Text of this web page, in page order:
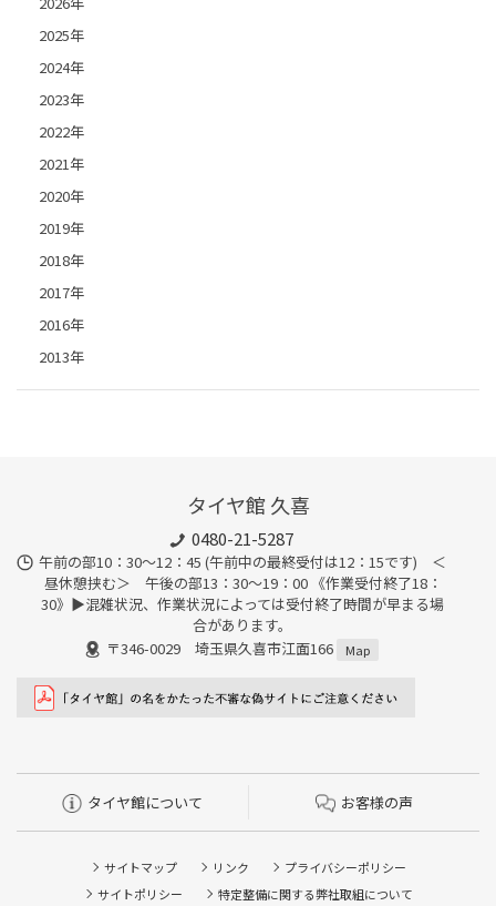
2025年
2024年
2023年
2022年
2021年
2020年
2019年
2018年
2017年
2016年
2013年
タイヤ館 久喜
0480-21-5287
午前の部10：30～12：45 (午前中の最終受付は12：15です) ＜
昼休憩挟む＞ 午後の部13：30～19：00 《作業受付終了18：
30》▶︎混雑状況、作業状況によっては受付終了時間が早まる場
合があります。
〒346-0029 埼玉県久喜市江面166
Map
タイヤ館について お客様の声
サイトマップ リンク
プライバシーポリシー
サイトポリシー
特定整備に関する弊社取組について